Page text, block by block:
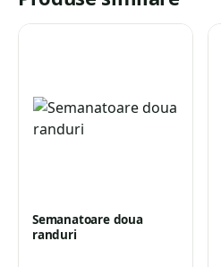
Semanatoare doua
randuri